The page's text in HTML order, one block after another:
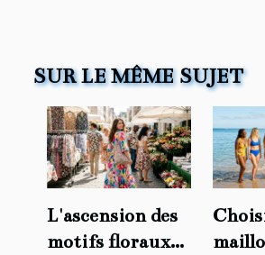
SUR LE MÊME SUJET
L'ascension des
motifs floraux